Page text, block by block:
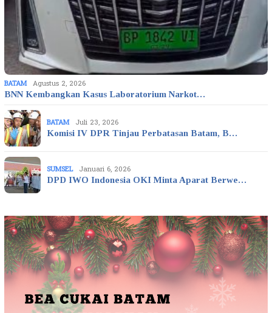
BATAM Agustus 2, 2026
BNN Kembangkan Kasus Laboratorium Narkot…
BATAM Juli 23, 2026
Komisi IV DPR Tinjau Perbatasan Batam, B…
SUMSEL Januari 6, 2026
DPD IWO Indonesia OKI Minta Aparat Berwe…